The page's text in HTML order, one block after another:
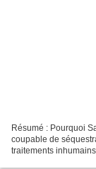
Résumé : Pourquoi
coupable de
traitements